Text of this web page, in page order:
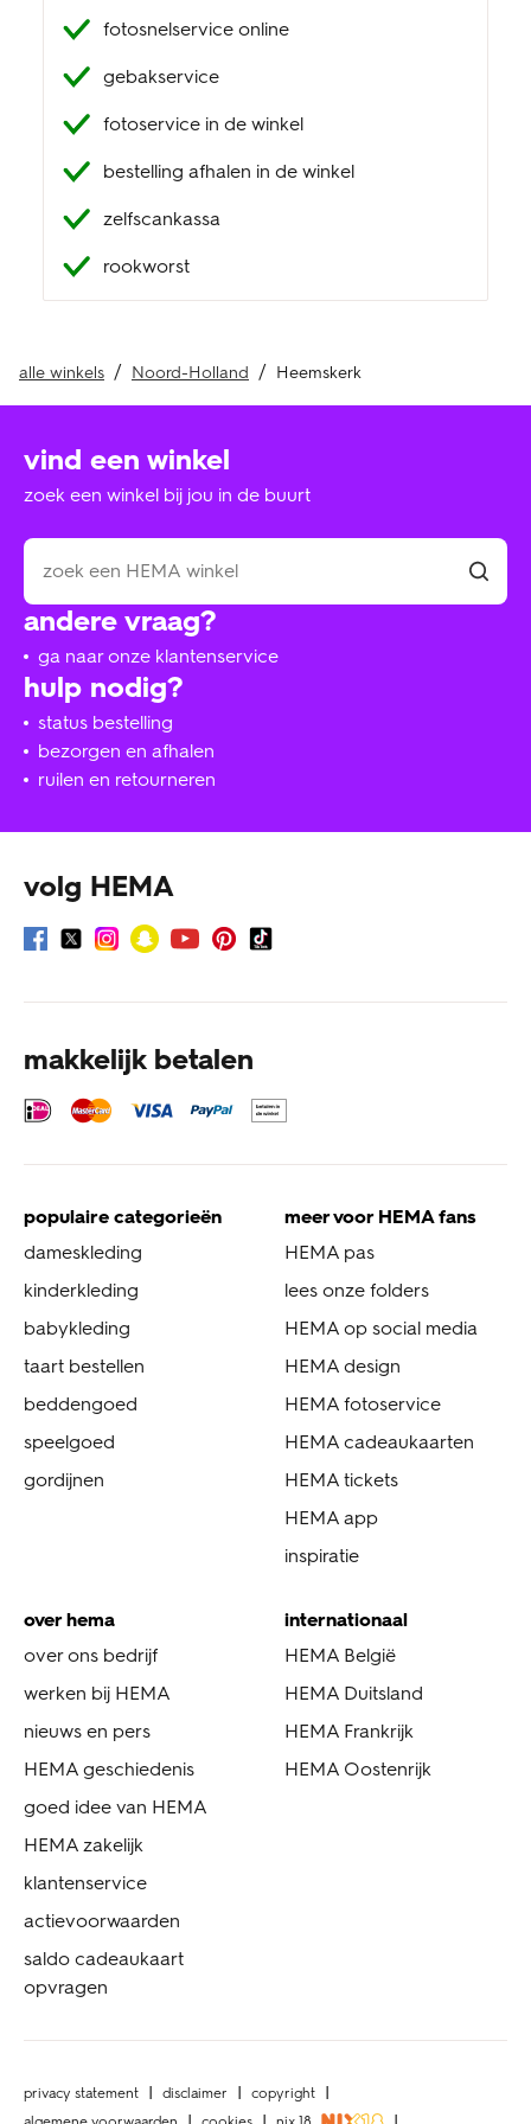
klantenservice
fotosnelservice online
gebakservice
fotoservice in de winkel
bestelling afhalen in de winkel
zelfscankassa
rookworst
alle winkels Noord-Holland Heemskerk
hulp nodig?
status bestelling
bezorgen en afhalen
ruilen en retourneren
andere vraag?
ga naar onze klantenservice
vind een winkel
zoek een winkel bij jou in de buurt
volg HEMA
makkelijk betalen
populaire categorieën
dameskleding
kinderkleding
babykleding
taart bestellen
beddengoed
speelgoed
gordijnen
meer voor HEMA fans
HEMA pas
lees onze folders
HEMA op social media
HEMA design
HEMA fotoservice
HEMA cadeaukaarten
HEMA tickets
HEMA app
inspiratie
over hema
over ons bedrijf
werken bij HEMA
nieuws en pers
HEMA geschiedenis
goed idee van HEMA
HEMA zakelijk
klantenservice
actievoorwaarden
saldo cadeaukaart
opvragen
internationaal
HEMA België
HEMA Duitsland
HEMA Frankrijk
HEMA Oostenrijk
privacy statement disclaimer
copyright